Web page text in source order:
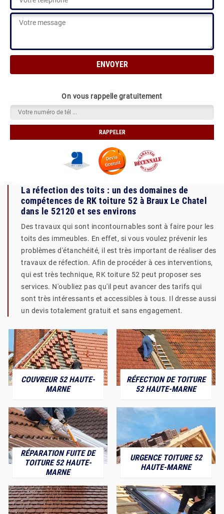
On vous rappelle gratuitement
La réfection des toits : un des domaines de
compétences de RK toiture 52 à Braux Le Chatel
dans le 52120 et ses environs
Des travaux qui sont incontournables sont à faire pour les
toits des immeubles. En effet, si vous voulez prévenir les
problèmes d'étanchéité, il est très important de réaliser des
travaux de réfection. Afin de procéder à ces interventions,
qui est très technique, RK toiture 52 peut proposer ses
services. N'oubliez pas qu'il peut avancer des tarifs qui
sont très intéressants et accessibles à tous. Il dresse aussi
un devis totalement gratuit et sans engagement.
COUVREUR 52 HAUTE-
MARNE
RÉFECTION DE TOITURE
52 HAUTE-MARNE
RÉPARATION FUITE DE
TOITURE 52 HAUTE-
MARNE
URGENCE TOITURE 52
HAUTE-MARNE